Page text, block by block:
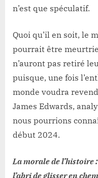
n’est que spéculatif.
Quoi qu’il en soit, le
pourrait être
n’auront pas retiré
puisque, une fois
monde voudra
James Edwards,
nous pourrions
début 2024.
La morale de l’histoire
l’abri de glisser en